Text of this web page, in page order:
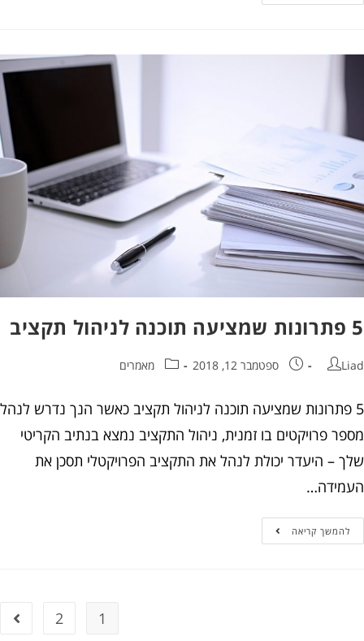
ספטמבר 12, 2018 מאמרים
שמציעה תוכנה לניהול תקציב כאשר הנך נדרש לנהל
פרויקטים בו זמנית, ניהול התקציב נמצא בנתיב הקריטי
– היעדר יכולת לנהל את התקציב הפרויקטלי תסכן את
קריאה